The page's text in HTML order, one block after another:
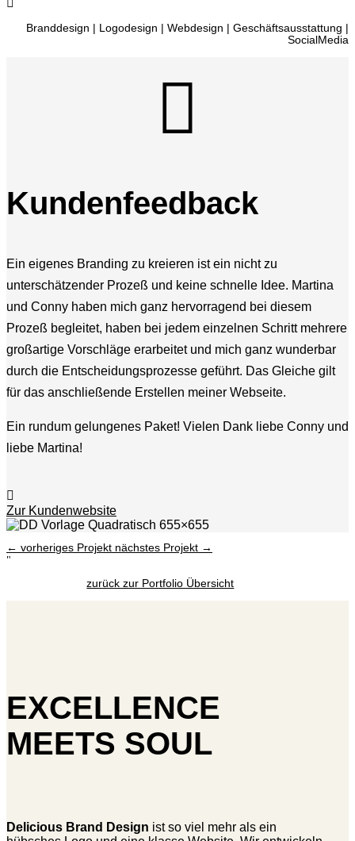
Branddesign Logodesign Webdesign Geschäftsausstattung
SocialMedia

Kundenfeedback
Ein eigenes Branding zu kreieren ist ein nicht zu
unterschätzender Prozeß und keine schnelle Idee. Martina
und Conny haben mich ganz hervorragend bei diesem
Prozeß begleitet, haben bei jedem einzelnen Schritt mehrere
großartige Vorschläge erarbeitet und mich ganz wunderbar
durch die Entscheidungsprozesse geführt. Das Gleiche gilt
für das anschließende Erstellen meiner Webseite.
Ein rundum gelungenes Paket! Vielen Dank liebe Conny und
liebe Martina!
Zur Kundenwebsite
← vorheriges Projekt nächstes Projekt →
"
zurück zur Portfolio Übersicht
EXCELLENCE
MEETS SOUL
Delicious Brand Design ist so viel mehr als ein
Frauen­akademie Luzern
Branding
Branding
Branding|Print
Branding|
Branding|
Yvette Frick